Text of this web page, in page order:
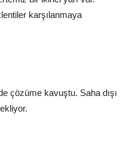
karşılanmaya
çözüme kavuştu. Saha dışı